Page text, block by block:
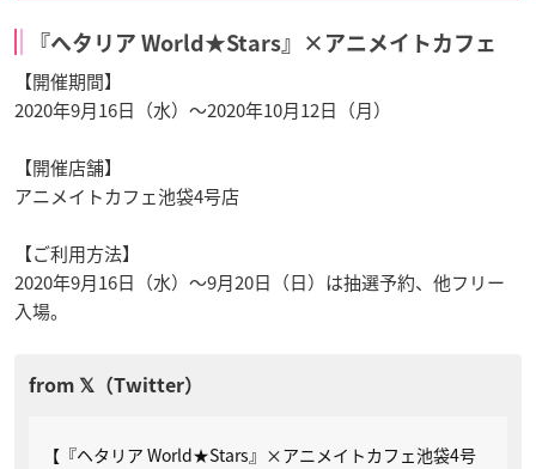
『ヘタリア World★Stars』×アニメイトカフェ
【開催期間】
2020年9月16日（水）～2020年10月12日（月）
【開催店舗】
アニメイトカフェ池袋4号店
【ご利用方法】
2020年9月16日（水）～9月20日（日）は抽選予約、他フリー
入場。
【『ヘタリア World★Stars』×アニメイトカフェ池袋4号